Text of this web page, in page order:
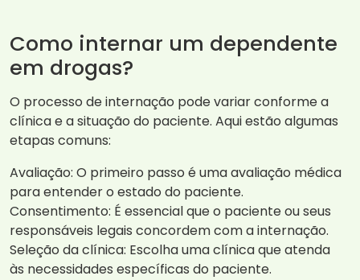
Como internar um dependente
em drogas?
O processo de internação pode variar conforme a
clínica e a situação do paciente. Aqui estão algumas
etapas comuns:
Avaliação: O primeiro passo é uma avaliação médica
para entender o estado do paciente.
Consentimento: É essencial que o paciente ou seus
responsáveis legais concordem com a internação.
Seleção da clínica: Escolha uma clínica que atenda
às necessidades específicas do paciente.